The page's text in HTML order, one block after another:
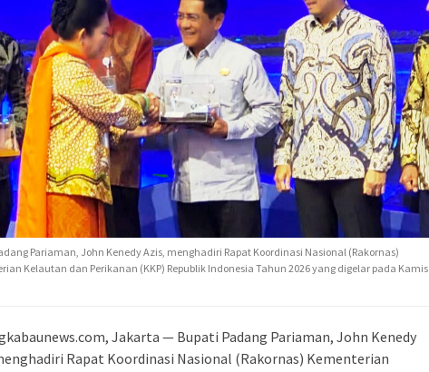
Pariaman, John Kenedy Azis, menghadiri Rapat Koordinasi Nasional (Rakornas)
Kelautan dan Perikanan (KKP) Republik Indonesia Tahun 2026 yang digelar pada Kamis
Jakarta — Bupati Padang Pariaman, John Kenedy
Rapat Koordinasi Nasional (Rakornas) Kementerian